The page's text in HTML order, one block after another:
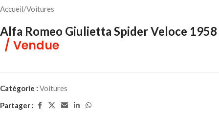
Accueil/Voitures
Alfa Romeo Giulietta Spider Veloce 1958
/ Vendue
Catégorie : Voitures
Partager :